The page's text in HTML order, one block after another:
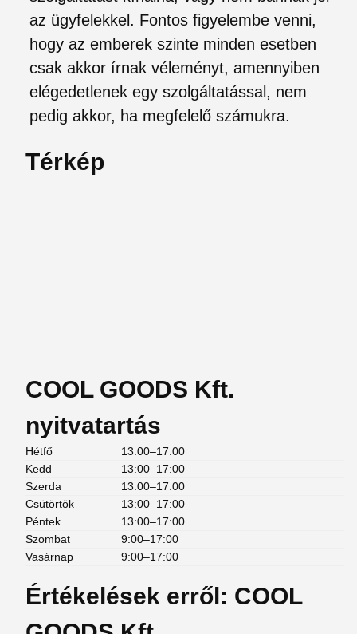
az ügyfelekkel. Fontos figyelembe venni,
hogy az emberek szinte minden esetben
csak akkor írnak véleményt, amennyiben
elégedetlenek egy szolgáltatással, nem
pedig akkor, ha megfelelő számukra.
Térkép
COOL GOODS Kft.
nyitvatartás
Hétfő
13:00–17:00
Kedd
13:00–17:00
Szerda
13:00–17:00
Csütörtök
13:00–17:00
Péntek
13:00–17:00
Szombat
9:00–17:00
Vasárnap
9:00–17:00
Értékelések erről: COOL